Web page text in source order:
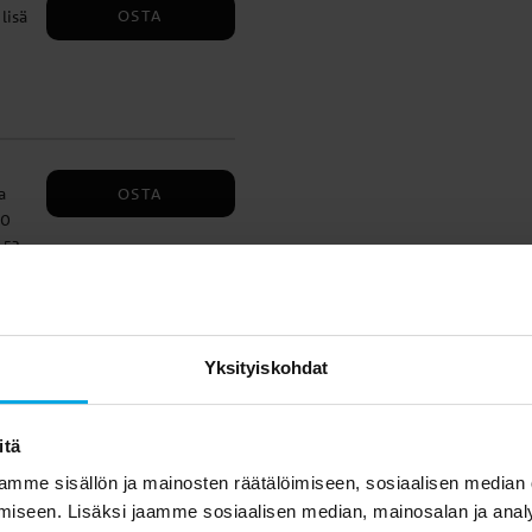
Yksityiskohdat
sisällön ja mainosten räätälöimiseen, sosiaalisen
Lisäksi jaamme sosiaalisen median, mainosalan ja
OSTA
OSTA
Liittyvät tuotteet